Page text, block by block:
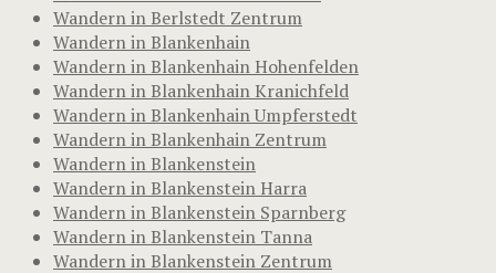
Wandern in Berlstedt Zentrum
Wandern in Blankenhain
Wandern in Blankenhain Hohenfelden
Wandern in Blankenhain Kranichfeld
Wandern in Blankenhain Umpferstedt
Wandern in Blankenhain Zentrum
Wandern in Blankenstein
Wandern in Blankenstein Harra
Wandern in Blankenstein Sparnberg
Wandern in Blankenstein Tanna
Wandern in Blankenstein Zentrum